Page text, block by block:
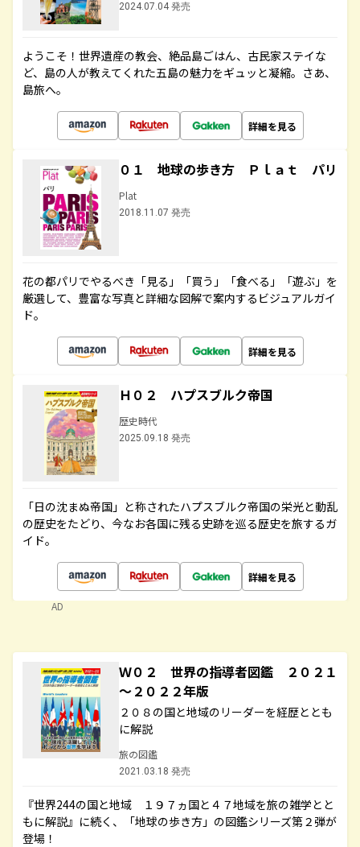
2024.07.04 発売
ようこそ！世界遺産の教会、絶品島ごはん、古民家ステイな
ど、島の人が教えてくれた五島の魅力をギュッと凝縮。さあ、
島旅へ。
詳細を見る
０１ 地球の歩き方 Ｐｌａｔ パリ
Plat
2018.11.07 発売
花の都パリでやるべき「見る」「買う」「食べる」「遊ぶ」を
厳選して、豊富な写真と詳細な図解で案内するビジュアルガイ
ド。
詳細を見る
Ｈ０２ ハプスブルク帝国
歴史時代
2025.09.18 発売
「日の沈まぬ帝国」と称されたハプスブルク帝国の栄光と動乱
の歴史をたどり、今なお各国に残る史跡を巡る歴史を旅するガ
イド。
詳細を見る
AD
Ｗ０２ 世界の指導者図鑑 ２０２１
～２０２２年版
２０８の国と地域のリーダーを経歴ととも
に解説
旅の図鑑
2021.03.18 発売
『世界244の国と地域 １９７ヵ国と４７地域を旅の雑学とと
もに解説』に続く、「地球の歩き方」の図鑑シリーズ第２弾が
登場！